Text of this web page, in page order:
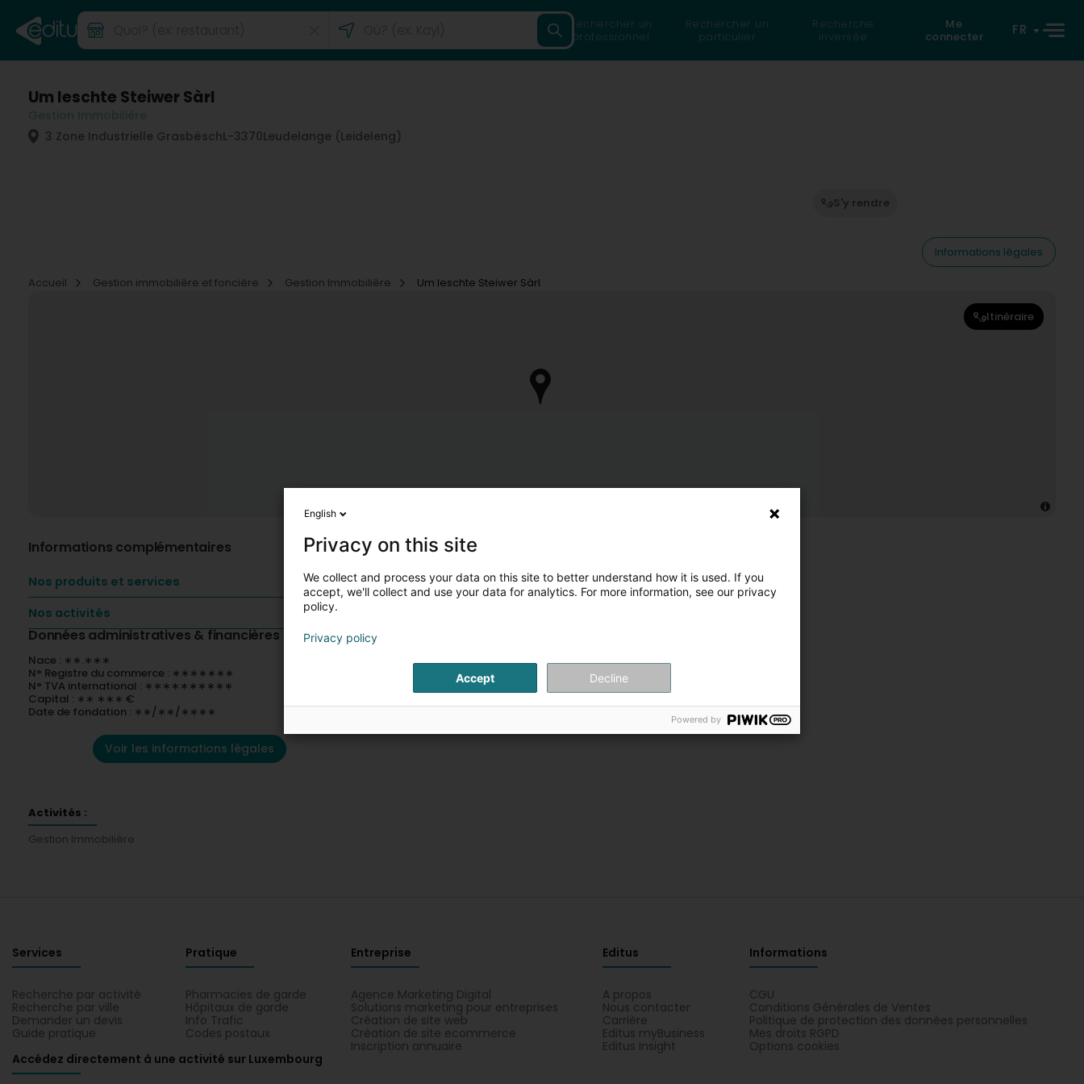
Rechercher un
professionnel
Rechercher un
particulier
Recherche
inversée
Me
connecter
FR
Um leschte Steiwer Sàrl
3 Zone Industrielle GrasbëschL-3370Leudelange (Leideleng)
S'y rendre
Informations légales
Accueil
Gestion immobilière et foncière Gestion Immobilière Um leschte Steiwer Sàrl
Itinéraire
Informations complémentaires
Nos produits et services
Nos activités
Données administratives & financières
Nace : ∗∗.∗∗∗
N° Registre du commerce : ∗∗∗∗∗∗∗
N° TVA international : ∗∗∗∗∗∗∗∗∗∗
Capital : ∗∗ ∗∗∗ €
Date de fondation : ∗∗/∗∗/∗∗∗∗
Voir les informations légales
Activités :
Gestion Immobilière
Services
Recherche par activité
Recherche par ville
Demander un devis
Guide pratique
Pratique
Pharmacies de garde
Hôpitaux de garde
Info Trafic
Codes postaux
Entreprise
Agence Marketing Digital
Solutions marketing pour entreprises
Création de site web
Création de site ecommerce
Inscription annuaire
Editus
A propos
Nous contacter
Carrière
Editus myBusiness
Editus Insight
Informations
CGU
Conditions Générales de Ventes
Politique de protection des données personnelles
Mes droits RGPD
Options cookies
Accédez directement à une activité sur Luxembourg
English
Privacy on this site
We collect and process your data on this site to better understand how it is used. If you
accept, we'll collect and use your data for analytics. For more information, see our privacy
policy.
Privacy policy
Accept Decline
Powered by